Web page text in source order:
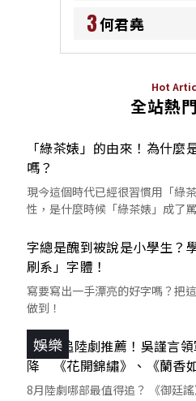
3何君堯
Hot
全站熱
「綠茶婊」的由來！為什
嗎？
現今這個時代已經很習慣用「綠
性，是什麼時候「綠茶婊」成了
字總是醜到被說是小學生？
刷系」字體！
寫要寫出一手漂亮的好字嗎？把
做到！
娛樂
8月必追陸劇推薦！吳謹言
降 《花開錦繡》、《蘭香
8月陸劇哪部最值得追？ 《御廷